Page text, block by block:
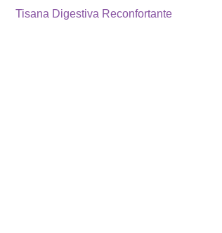
Tisana Digestiva Reconfortante